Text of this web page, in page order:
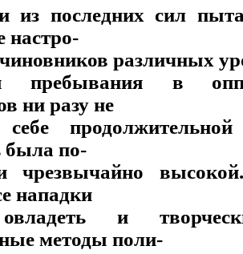
из последних сил
настро-
различных
пребывания в
ни разу не
себе
была по-
чрезвычайно
нападки
и
методы поли-